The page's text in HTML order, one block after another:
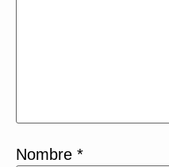
Nombre *